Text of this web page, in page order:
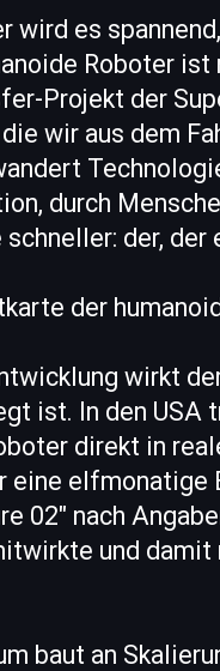
wird es
Roboter
Projekt der
wir aus dem
durch
schneller: der,
der
wirkt
ist. In den USA
direkt in
eine elfmonatige
02" nach
und
baut an